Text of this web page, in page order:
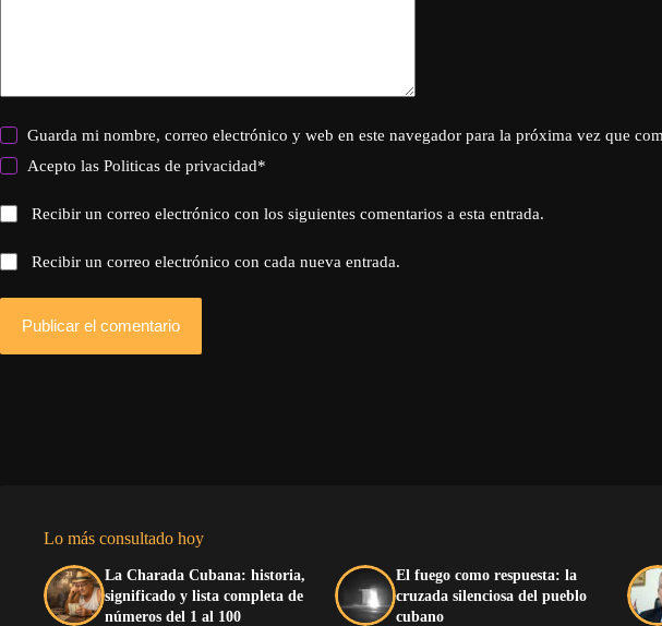
Guarda mi nombre, correo electrónico y web en este navegador para la próxima vez que
Acepto lasPoliticas de privacidad*
Recibir un correo electrónico con los siguientes comentarios a esta entrada.
Recibir un correo electrónico con cada nueva entrada.
Publicar el comentario
Lo más consultado hoy
La Charada Cubana: historia,
significado y lista completa de
números del 1 al 100
El fuego como respuesta: la
cruzada silenciosa del pueblo
cubano